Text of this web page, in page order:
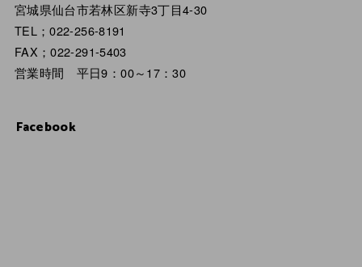
宮城県仙台市若林区新寺3丁目4-30
TEL；022-256-8191
FAX；022-291-5403
営業時間 平日9：00～17：30
Facebook